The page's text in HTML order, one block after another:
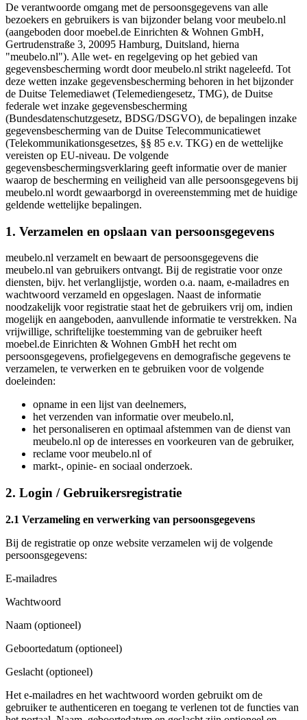
De verantwoorde omgang met de persoonsgegevens van alle
bezoekers en gebruikers is van bijzonder belang voor meubelo.nl
(aangeboden door moebel.de Einrichten & Wohnen GmbH,
Gertrudenstraße 3, 20095 Hamburg, Duitsland, hierna
"meubelo.nl"). Alle wet- en regelgeving op het gebied van
gegevensbescherming wordt door meubelo.nl strikt nageleefd. Tot
deze wetten inzake gegevensbescherming behoren in het bijzonder
de Duitse Telemediawet (Telemediengesetz, TMG), de Duitse
federale wet inzake gegevensbescherming
(Bundesdatenschutzgesetz, BDSG/DSGVO), de bepalingen inzake
gegevensbescherming van de Duitse Telecommunicatiewet
(Telekommunikationsgesetzes, §§ 85 e.v. TKG) en de wettelijke
vereisten op EU-niveau. De volgende
gegevensbeschermingsverklaring geeft informatie over de manier
waarop de bescherming en veiligheid van alle persoonsgegevens bij
meubelo.nl wordt gewaarborgd in overeenstemming met de huidige
geldende wettelijke bepalingen.
1. Verzamelen en opslaan van persoonsgegevens
meubelo.nl verzamelt en bewaart de persoonsgegevens die
meubelo.nl van gebruikers ontvangt. Bij de registratie voor onze
diensten, bijv. het verlanglijstje, worden o.a. naam, e-mailadres en
wachtwoord verzameld en opgeslagen. Naast de informatie
noodzakelijk voor registratie staat het de gebruikers vrij om, indien
mogelijk en aangeboden, aanvullende informatie te verstrekken. Na
vrijwillige, schriftelijke toestemming van de gebruiker heeft
moebel.de Einrichten & Wohnen GmbH het recht om
persoonsgegevens, profielgegevens en demografische gegevens te
verzamelen, te verwerken en te gebruiken voor de volgende
doeleinden:
opname in een lijst van deelnemers,
het verzenden van informatie over meubelo.nl,
het personaliseren en optimaal afstemmen van de dienst van
meubelo.nl op de interesses en voorkeuren van de gebruiker,
reclame voor meubelo.nl of
markt-, opinie- en sociaal onderzoek.
2. Login / Gebruikersregistratie
2.1 Verzameling en verwerking van persoonsgegevens
Bij de registratie op onze website verzamelen wij de volgende
persoonsgegevens:
E-mailadres
Wachtwoord
Naam (optioneel)
Geboortedatum (optioneel)
Geslacht (optioneel)
Het e-mailadres en het wachtwoord worden gebruikt om de
gebruiker te authenticeren en toegang te verlenen tot de functies van